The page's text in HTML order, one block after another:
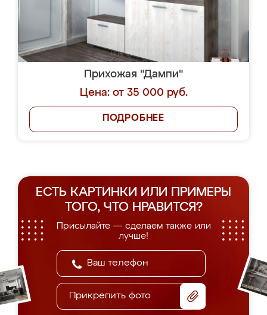
Прихожая "Дампи"
Цена: от 35 000 руб.
ПОДРОБНЕЕ
ЕСТЬ КАРТИНКИ ИЛИ ПРИМЕРЫ
ТОГО, ЧТО НРАВИТСЯ?
Присылайте — сделаем также или
лучше!
Прикрепить фото